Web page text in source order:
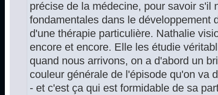
précise de la médecine, pour savoir s'il
fondamentales dans le développement
d'une thérapie particulière. Nathalie
encore et encore. Elle les étudie
quand nous arrivons, on a d'abord un
couleur générale de l'épisode qu'on va
- et c'est ça qui est formidable de sa